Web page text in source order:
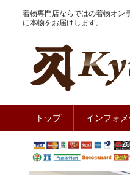
着物専門店ならではの着物オン
に本物をお届けします。
トップ インフォ